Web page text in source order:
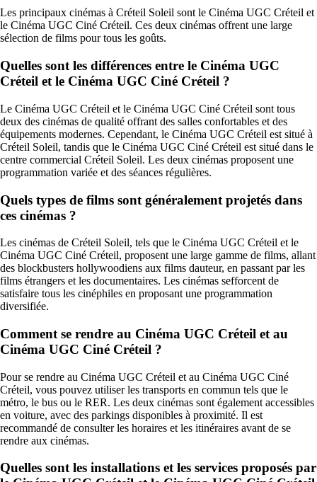
Les principaux cinémas à Créteil Soleil sont le Cinéma UGC Créteil et
le Cinéma UGC Ciné Créteil. Ces deux cinémas offrent une large
sélection de films pour tous les goûts.
Quelles sont les différences entre le Cinéma UGC
Créteil et le Cinéma UGC Ciné Créteil ?
Le Cinéma UGC Créteil et le Cinéma UGC Ciné Créteil sont tous
deux des cinémas de qualité offrant des salles confortables et des
équipements modernes. Cependant, le Cinéma UGC Créteil est situé à
Créteil Soleil, tandis que le Cinéma UGC Ciné Créteil est situé dans le
centre commercial Créteil Soleil. Les deux cinémas proposent une
programmation variée et des séances régulières.
Quels types de films sont généralement projetés dans
ces cinémas ?
Les cinémas de Créteil Soleil, tels que le Cinéma UGC Créteil et le
Cinéma UGC Ciné Créteil, proposent une large gamme de films, allant
des blockbusters hollywoodiens aux films dauteur, en passant par les
films étrangers et les documentaires. Les cinémas sefforcent de
satisfaire tous les cinéphiles en proposant une programmation
diversifiée.
Comment se rendre au Cinéma UGC Créteil et au
Cinéma UGC Ciné Créteil ?
Pour se rendre au Cinéma UGC Créteil et au Cinéma UGC Ciné
Créteil, vous pouvez utiliser les transports en commun tels que le
métro, le bus ou le RER. Les deux cinémas sont également accessibles
en voiture, avec des parkings disponibles à proximité. Il est
recommandé de consulter les horaires et les itinéraires avant de se
rendre aux cinémas.
Quelles sont les installations et les services proposés par